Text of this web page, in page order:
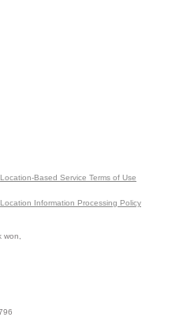
Location-Based Service Terms of Use
Location Information Processing Policy